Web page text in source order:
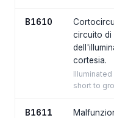
B1610
circuito di
cortesia.
short to
B1611